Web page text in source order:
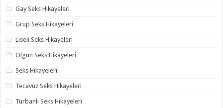
Gay Seks Hikayeleri
Grup Seks Hikayeleri
Liseli Seks Hikayeleri
Olgun Seks Hikayeleri
Seks Hikayeleri
Tecavüz Seks Hikayeleri
Türbanlı Seks Hikayeleri